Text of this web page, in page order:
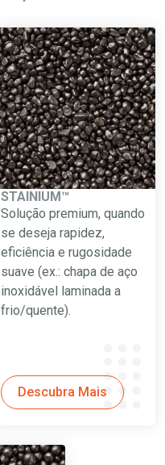
STAINIUM™
Solução premium, quando
se deseja rapidez,
eficiência e rugosidade
suave (ex.: chapa de aço
inoxidável laminada a
frio/quente).
Descubra Mais